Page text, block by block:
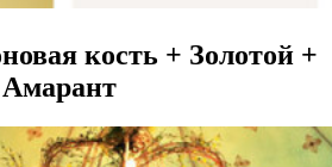
кость + Золотой +